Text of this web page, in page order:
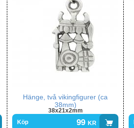
Hänge, två vikingfigurer (ca
38mm)
38x21x2mm
Köp
99 kr